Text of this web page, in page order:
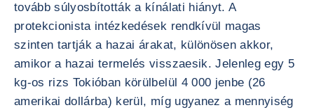
tovább súlyosbították a kínálati hiányt. A
protekcionista intézkedések rendkívül magas
szinten tartják a hazai árakat, különösen akkor,
amikor a hazai termelés visszaesik. Jelenleg egy 5
kg-os rizs Tokióban körülbelül 4 000 jenbe (26
amerikai dollárba) kerül, míg ugyanez a mennyiség